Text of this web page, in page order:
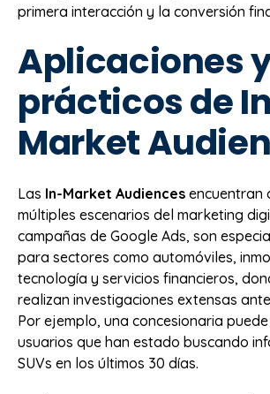
primera interacción y la conversión
Aplicaciones
prácticos de
Market
Las In-Market Audiences encuentran
múltiples escenarios del marketing
campañas de Google Ads, son
para sectores como automóviles,
tecnología y servicios financieros,
realizan investigaciones extensas
Por ejemplo, una concesionaria
usuarios que han estado buscando
SUVs en los últimos 30 días.